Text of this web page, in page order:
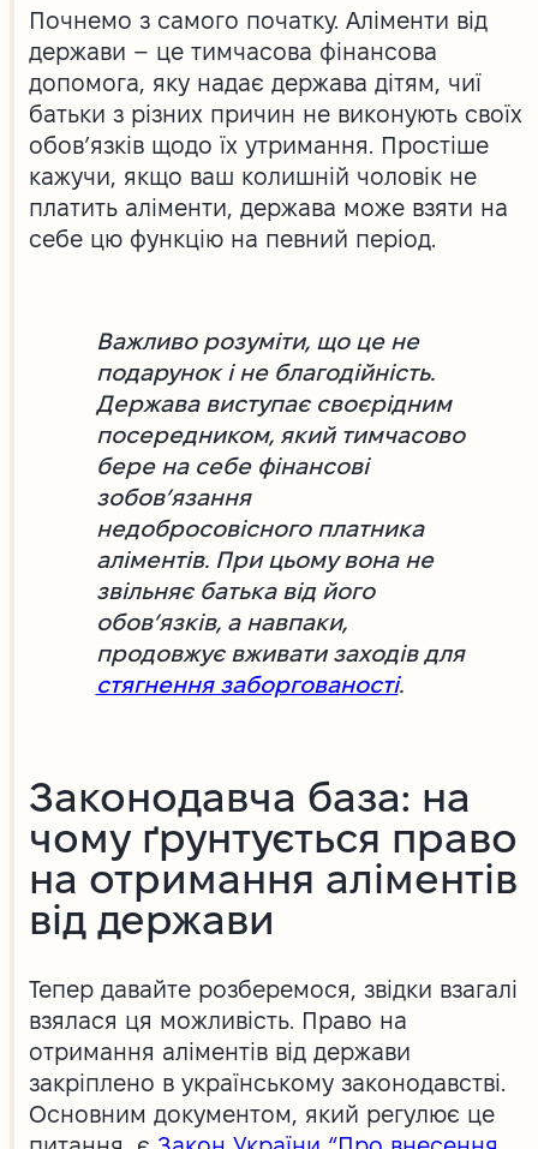
Почнемо з самого початку. Аліменти від
держави – це тимчасова фінансова
допомога, яку надає держава дітям, чиї
батьки з різних причин не виконують своїх
обов’язків щодо їх утримання. Простіше
кажучи, якщо ваш колишній чоловік не
платить аліменти, держава може взяти на
себе цю функцію на певний період.
Важливо розуміти, що це не
подарунок і не благодійність.
Держава виступає своєрідним
посередником, який тимчасово
бере на себе фінансові
зобов’язання
недобросовісного платника
аліментів. При цьому вона не
звільняє батька від його
обов’язків, а навпаки,
продовжує вживати заходів для
стягнення заборгованості.
Законодавча база: на
чому ґрунтується право
на отримання аліментів
від держави
Тепер давайте розберемося, звідки взагалі
взялася ця можливість. Право на
отримання аліментів від держави
закріплено в українському законодавстві.
Основним документом, який регулює це